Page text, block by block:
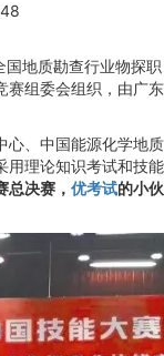
地质勘查行业物探职
赛组委会组织，由广东
心、中国能源化学地质
用理论知识考试和技能
总决赛， 优考试的小伙